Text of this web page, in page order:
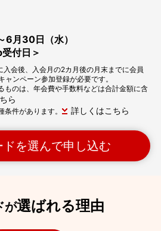
6月30日（水）
付日＞
会後、入会月の2カ月後の月末までに会員
ンペーン参加登録が必要です。
ものは、年会費や手数料などは合計金額に含
ら
件があります。 詳しくはこちら
を選んで申し込む
が選ばれる理由